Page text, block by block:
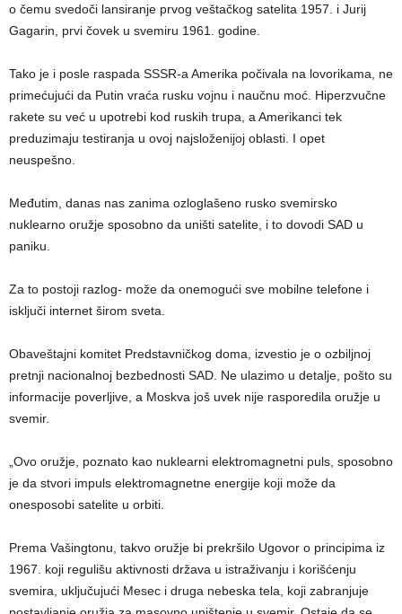
o čemu svedoči lansiranje prvog veštačkog satelita 1957. i Jurij
Gagarin, prvi čovek u svemiru 1961. godine.
Tako je i posle raspada SSSR-a Amerika počivala na lovorikama, ne
primećujući da Putin vraća rusku vojnu i naučnu moć. Hiperzvučne
rakete su već u upotrebi kod ruskih trupa, a Amerikanci tek
preduzimaju testiranja u ovoj najsloženijoj oblasti. I opet
neuspešno.
Međutim, danas nas zanima ozloglašeno rusko svemirsko
nuklearno oružje sposobno da uništi satelite, i to dovodi SAD u
paniku.
Za to postoji razlog- može da onemogući sve mobilne telefone i
isključi internet širom sveta.
Obaveštajni komitet Predstavničkog doma, izvestio je o ozbiljnoj
pretnji nacionalnoj bezbednosti SAD. Ne ulazimo u detalje, pošto su
informacije poverljive, a Moskva još uvek nije rasporedila oružje u
svemir.
„Ovo oružje, poznato kao nuklearni elektromagnetni puls, sposobno
je da stvori impuls elektromagnetne energije koji može da
onesposobi satelite u orbiti.
Prema Vašingtonu, takvo oružje bi prekršilo Ugovor o principima iz
1967. koji regulišu aktivnosti država u istraživanju i korišćenju
svemira, uključujući Mesec i druga nebeska tela, koji zabranjuje